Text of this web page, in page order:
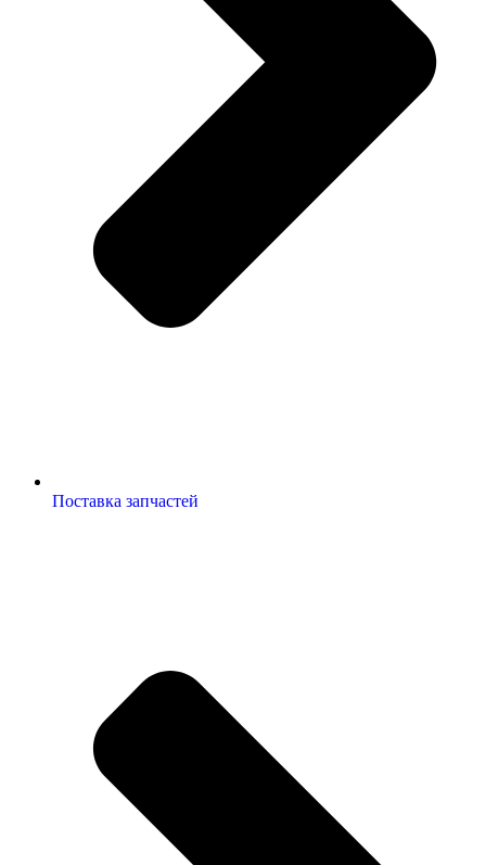
Поставка запчастей